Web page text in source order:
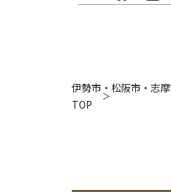
伊勢市・松阪市・志
TOP